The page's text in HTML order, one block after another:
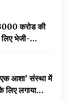
करोड की
भेजी-
आशा’ संस्था में
लिए लगाया